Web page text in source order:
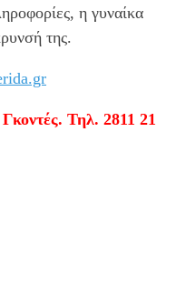
η γυναίκα
της.
Τηλ. 2811 21